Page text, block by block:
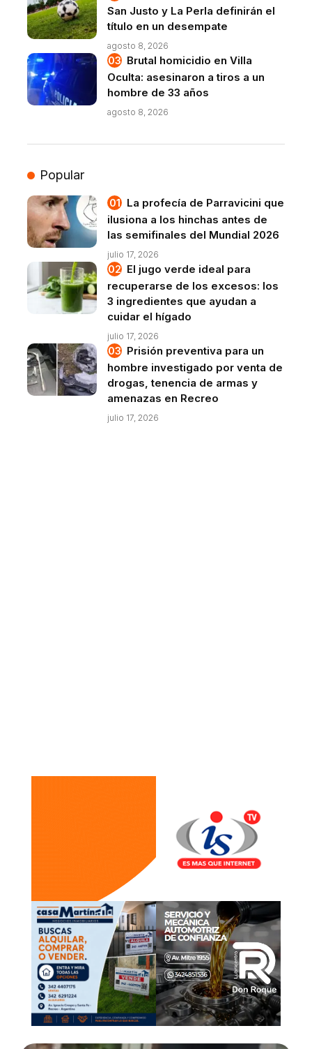
San Justo y La Perla definirán el
título en un desempate
agosto 8, 2026
Brutal homicidio en Villa
Oculta: asesinaron a tiros a un
hombre de 33 años
agosto 8, 2026
Popular
La profecía de Parravicini que
ilusiona a los hinchas antes de
las semifinales del Mundial 2026
julio 17, 2026
El jugo verde ideal para
recuperarse de los excesos: los
3 ingredientes que ayudan a
cuidar el hígado
julio 17, 2026
Prisión preventiva para un
hombre investigado por venta de
drogas, tenencia de armas y
amenazas en Recreo
julio 17, 2026